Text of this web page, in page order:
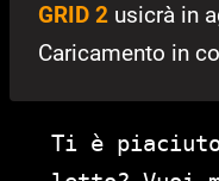
GRID 2 usicrà in
Caricamento in
Ti è